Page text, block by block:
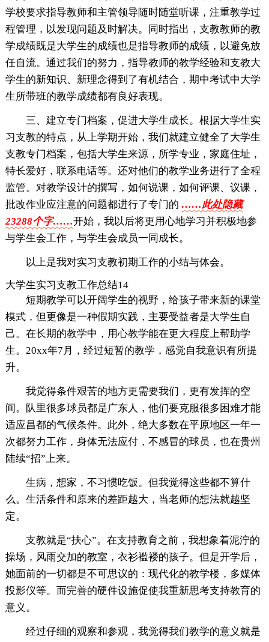
学校要求指导教师和主管领导随时随堂听课，注重教学过
程管理，以发现问题及时解决。同时指出，支教教师的教
学成绩既是大学生的成绩也是指导教师的成绩，以避免放
任自流。通过我们的努力，指导教师的教学经验和支教大
学生的新知识、新理念得到了有机结合，期中考试中大学
生所带班的教学成绩都有良好表现。
三、建立专门档案，促进大学生成长。根据大学生实
习支教的特点，从上学期开始，我们就建立健全了大学生
支教专门档案，包括大学生来源，所学专业，家庭住址，
特长爱好，联系电话等。还对他们的教学业务进行了全程
监管。对教学设计的撰写，如何说课，如何评课、议课，
批改作业应注意的问题都进行了专门的 ……此处隐藏
23288个字……开始，我以后将更用心地学习并积极地参
与学生会工作，与学生会成员一同成长。
以上是我对实习支教初期工作的小结与体会。
大学生实习支教工作总结14
短期教学可以开阔学生的视野，给孩子带来新的课堂
模式，但更像是一种假期实践，主要受益者是大学生自
己。在长期的教学中，用心教学能在更大程度上帮助学
生。20xx年7月，经过短暂的教学，感觉自我意识有所提
升。
我觉得条件艰苦的地方更需要我们，更有发挥的空
间。队里很多球员都是广东人，他们要克服很多困难才能
适应昌都的气候条件。此外，绝大多数在平原地区一年一
次都努力工作，身体无法应付，不感冒的球员，也在贵州
陆续“招”上来。
生病，想家，不习惯吃饭。但我觉得这些都不算什
么。生活条件和原来的差距越大，当老师的想法就越坚
定。
支教就是“扶心”。在支持教育之前，我想象着泥泞的
操场，风雨交加的教室，衣衫褴褛的孩子。但是开学后，
她面前的一切都是不可思议的：现代化的教学楼，多媒体
投影仪等。而完善的硬件设施促使我重新思考支持教育的
意义。
经过仔细的观察和参观，我觉得我们教学的意义就是